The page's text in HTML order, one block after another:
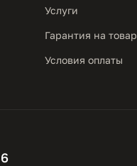
Услуги
Гарантия на товар
Условия оплаты